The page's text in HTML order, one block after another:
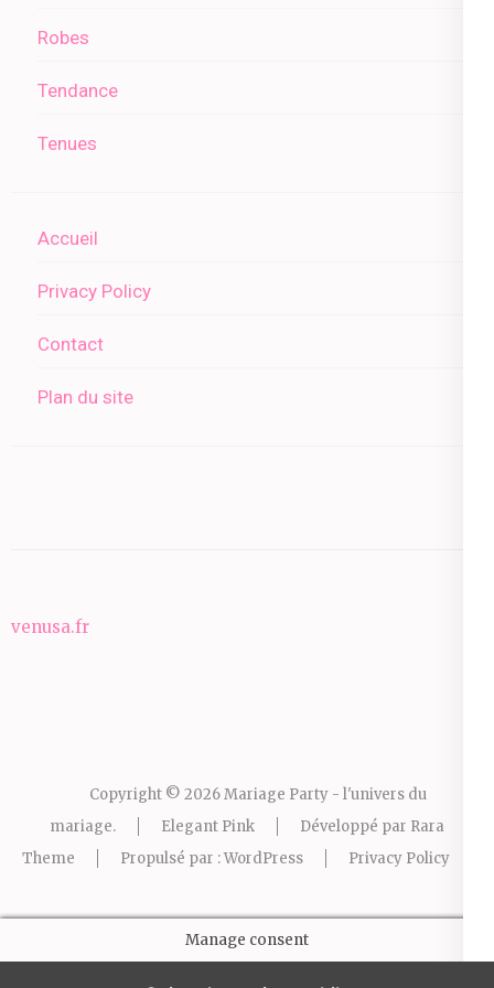
Robes
Tendance
Tenues
Accueil
Privacy Policy
Contact
Plan du site
venusa.fr
Copyright © 2026Mariage Party - l'univers du
mariage. Elegant Pink Développé par Rara
Theme
Propulsé par :WordPress Privacy Policy
Manage consent